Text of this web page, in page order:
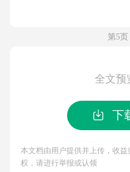
第5
全文预
下
本文档由用户提供并上传，收
权，请进行举报或认领